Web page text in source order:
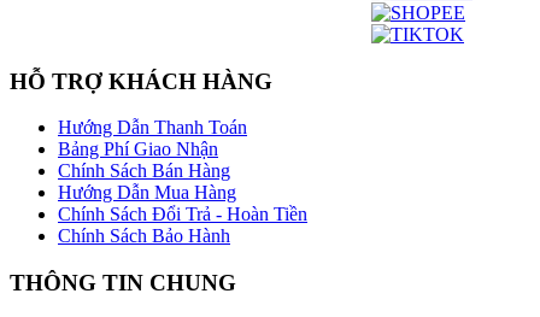
HỖ TRỢ KHÁCH HÀNG
Hướng Dẫn Thanh Toán
Bảng Phí Giao Nhận
Chính Sách Bán Hàng
Hướng Dẫn Mua Hàng
Chính Sách Đổi Trả - Hoàn Tiền
Chính Sách Bảo Hành
THÔNG TIN CHUNG